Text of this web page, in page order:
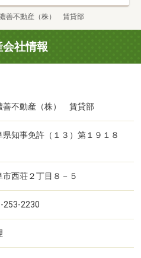
善不動産（株） 賃貸部
社情報
善不動産（株） 賃貸部
県知事免許（１３）第１９１８
市西荘２丁目８－５
253-2230